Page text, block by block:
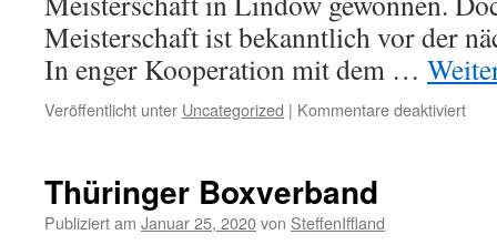
Meisterschaft ist bekanntlich vor der
In enger Kooperation mit dem …
Veröffentlicht unter Uncategorized | Kommentare deaktiviertfür
Thüringer Boxverband
Publiziert am Januar 25, 2020von SteffenIffland